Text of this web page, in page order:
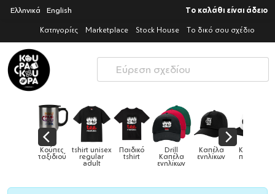
Ελληνικά English Το καλάθι είναι άδειο
Κατηγορίες Marketplace Stock House Το δικό σου σχέδιο
Παιδικό Drill
Καπέλα
Καπέλα
ενηλίκων
Καπέλα
παιδικά Κούπες Κούπες
ειδικές